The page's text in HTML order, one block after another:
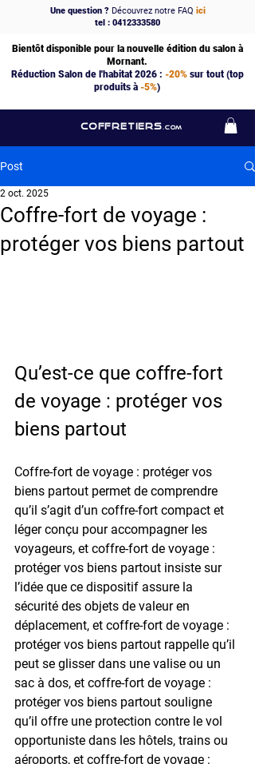
COFFRETIERS .COM
Une question ?Découvrez notre FAQ ici
tel : 0412333580
Bientôt disponible pour la nouvelle édition du salon à
Mornant.
Réduction Salon de l'habitat 2026 : -20%sur tout (top
produits à -5%)
Post
Coffre-fort de voyage :
protéger vos biens partout
2 oct. 2025
Qu’est-ce que coffre-fort
de voyage : protéger vos
biens partout
Coffre-fort de voyage : protéger vos
biens partout permet de comprendre
qu’il s’agit d’un coffre-fort compact et
léger conçu pour accompagner les
voyageurs, et coffre-fort de voyage :
protéger vos biens partout insiste sur
l’idée que ce dispositif assure la
sécurité des objets de valeur en
déplacement, et coffre-fort de voyage :
protéger vos biens partout rappelle qu’il
peut se glisser dans une valise ou un
sac à dos, et coffre-fort de voyage :
protéger vos biens partout souligne
qu’il offre une protection contre le vol
opportuniste dans les hôtels, trains ou
aéroports, et coffre-fort de voyage :